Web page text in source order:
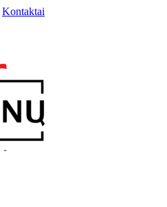
Kontaktai